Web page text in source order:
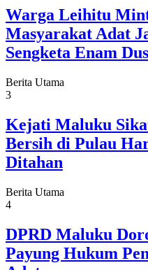
Warga Leihitu
Masyarakat Adat
Sengketa Enam
Berita Utama
3
Kejati Maluku
Bersih di Pulau
Ditahan
Berita Utama
4
DPRD Maluku
Payung Hukum